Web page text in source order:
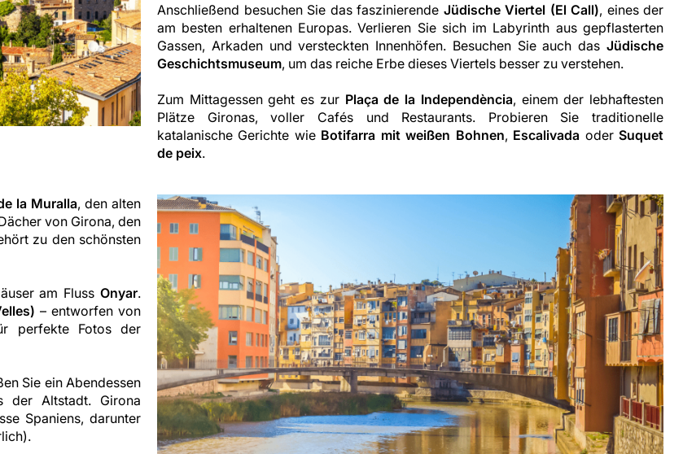
Anschließend besuchen Sie das faszinierende Jüdische Viertel (El Call), eines der
am besten erhaltenen Europas. Verlieren Sie sich im Labyrinth aus gepflasterten
Gassen, Arkaden und versteckten Innenhöfen. Besuchen Sie auch das Jüdische
Geschichtsmuseum, um das reiche Erbe dieses Viertels besser zu verstehen.
Zum Mittagessen geht es zur Plaça de la Independència, einem der lebhaftesten
Plätze Gironas, voller Cafés und Restaurants. Probieren Sie traditionelle
katalanische Gerichte wie Botifarra mit weißen Bohnen, Escalivada oderSuquet
de peix.
la Muralla, den alten
von Girona, den
zu den schönsten
am Fluss Onyar.
– entworfen von
perfekte Fotos der
Sie ein Abendessen
der Altstadt. Girona
Spaniens, darunter